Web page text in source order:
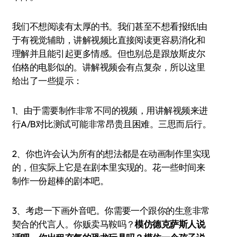
我们不想阅读有太厚的书。我们甚至不想看报纸!由
于有视觉辅助，讲解视频比直接阅读更容易消化和
理解并且能引起更多情感。但也别总是跟放斯皮尔
伯格的电影似的。讲解视频会有点复杂，所以这里
给出了一些提示：
1、由于需要制作非常不同的视频，用讲解视频来进
行A/B对比测试可能非常昂贵且困难。三思而后行。
2、你也许会认为所有的想法都是在动画制作里实现
的，但实际上它是在剧本里实现的。花一些时间来
制作一份超棒的剧本吧。
3、考虑一下画外音吧。你需要一个跟你的生意非常
契合的代言人。你贩卖马鞍吗？模仿德克萨斯人说